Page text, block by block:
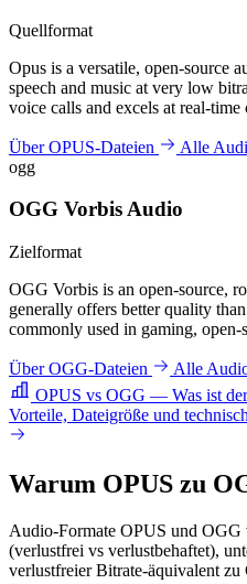
Quellformat
Opus is a versatile, open-source
speech and music at very low
voice calls and excels at real-
Über OPUS-Dateien
Alle
ogg
OGG Vorbis Audio
Zielformat
OGG Vorbis is an open-source,
generally offers better quality
commonly used in gaming,
Über OGG-Dateien
Alle
OPUS vs OGG — Was ist
Vorteile, Dateigröße und
Warum OPUS zu
Audio-Formate OPUS und
(verlustfrei vs verlustbehaftet),
verlustfreier Bitrate-äquivalent